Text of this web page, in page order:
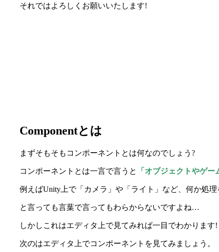
それではよろしくお願いいたします!
Componentとは
まずそもそもコンポーネントとは何なのでしょう?
コンポーネントとは一言で言うと 「オブジェクトやゲー
例えばUnity上で「カメラ」や「ライト」など、何か処
と言っても言葉で言ってもわらからないですよね…
しかしこれはエディタ上で見てみれば一目でわかります!
次のはエディタ上でコンポーネントを見てみましょう。